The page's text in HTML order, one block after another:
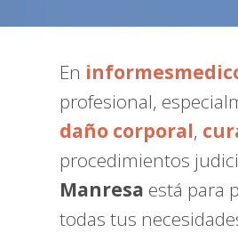
En
profesional,
daño corporal,
procedimientos
Manresa está para
todas tus